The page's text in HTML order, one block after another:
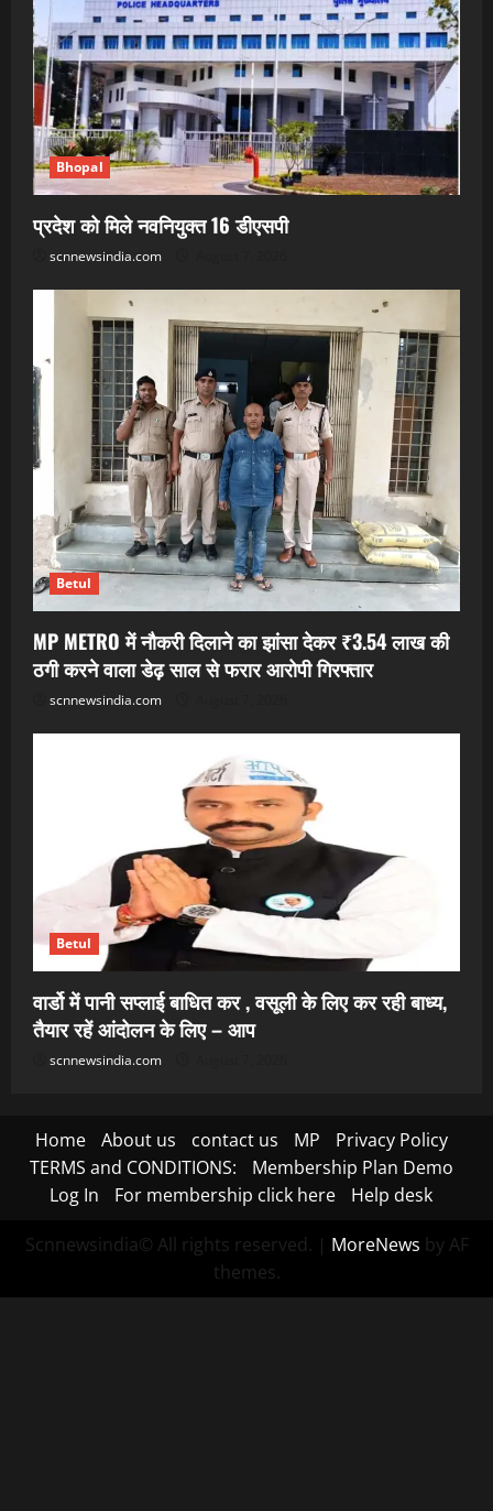
Bhopal
प्रदेश को मिले नवनियुक्त 16 डीएसपी
scnnewsindia.com
Betul
MP METRO में नौकरी दिलाने का झांसा देकर ₹3.54 लाख की
ठगी करने वाला डेढ़ साल से फरार आरोपी गिरफ्तार
scnnewsindia.com
Betul
वार्डो में पानी सप्लाई बाधित कर , वसूली के लिए कर रही बाध्य,
तैयार रहें आंदोलन के लिए – आप
scnnewsindia.com
Home About us contact us MP
Privacy Policy
TERMS and CONDITIONS:
Membership Plan Demo
Log In
For membership click here Help desk
Scnnewsindia© All rights reserved. | MoreNews by AF
themes.